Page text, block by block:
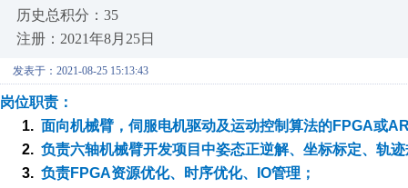
历史总积分：35
注册：2021年8月25日
发表于：2021-08-25 15:13:43
岗位职责：
1. 面向机械臂，伺服电机驱动及运动控制算法的FPGA或
2. 负责六轴机械臂开发项目中姿态正逆解、坐标标定、轨
3. 负责FPGA资源优化、时序优化、 IO管理；